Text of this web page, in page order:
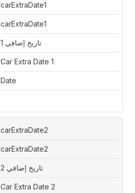
carExtraDate1
carExtraDate1
تاريخ إضافي 1
Car Extra Date 1
Date
carExtraDate2
carExtraDate2
تاريخ إضافي 2
Car Extra Date 2